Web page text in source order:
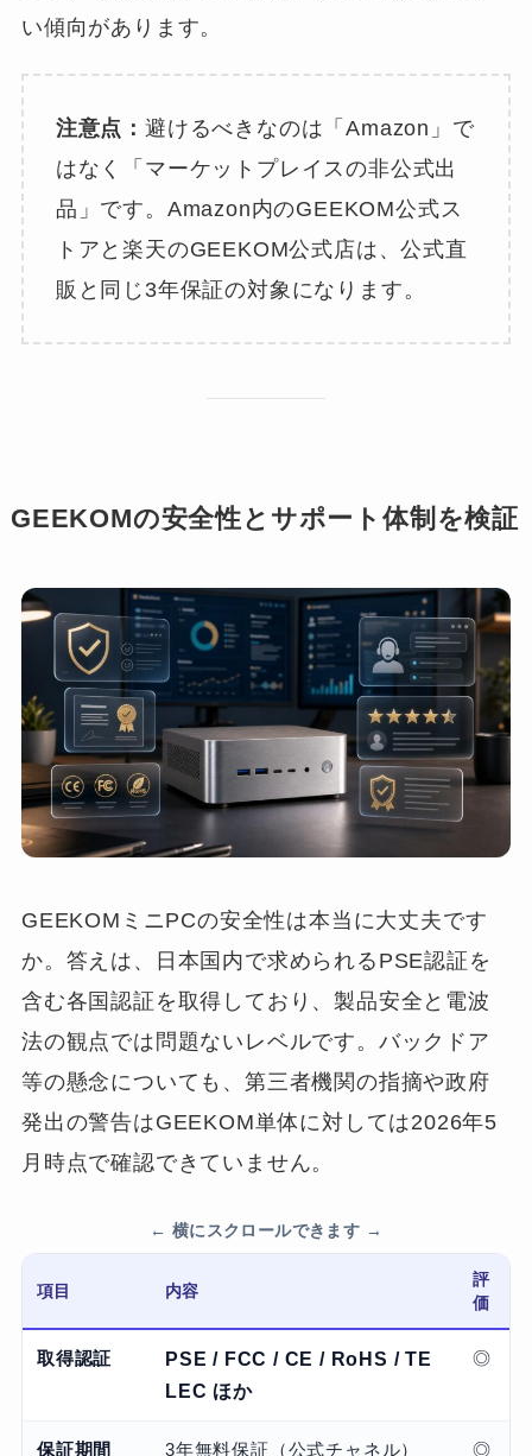
い傾向があります。
注意点：避けるべきなのは「Amazon」で
はなく「マーケットプレイスの非公式出
品」です。Amazon内のGEEKOM公式ス
トアと楽天のGEEKOM公式店は、公式直
販と同じ3年保証の対象になります。
GEEKOMの安全性とサポート体制を検証
GEEKOMミニPCの安全性は本当に大丈夫です
か。答えは、日本国内で求められるPSE認証を
含む各国認証を取得しており、製品安全と電波
法の観点では問題ないレベルです。バックドア
等の懸念についても、第三者機関の指摘や政府
発出の警告はGEEKOM単体に対しては2026年5
月時点で確認できていません。
項目 内容
評
価
取得認証
PSE / FCC / CE / RoHS / TE
LEC ほか
◎
保証期間 3年無料保証（公式チャネル） ◎